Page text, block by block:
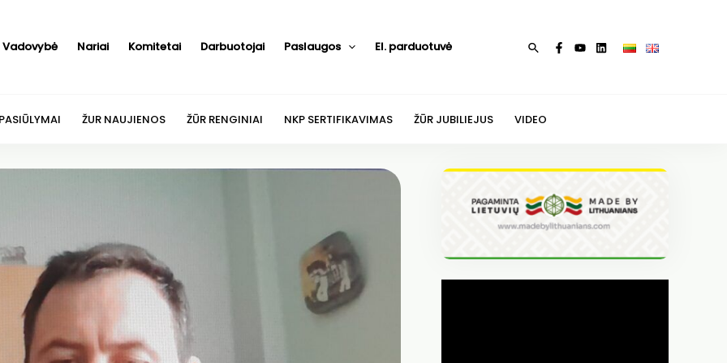
Vadovybė Nariai Komitetai Darbuotojai Paslaugos El. parduotuvė Paieška
ŽUR NAUJIENOS ŽŪR RENGINIAI NKP SERTIFIKAVIMAS ŽŪR JUBILIEJUS VIDEO